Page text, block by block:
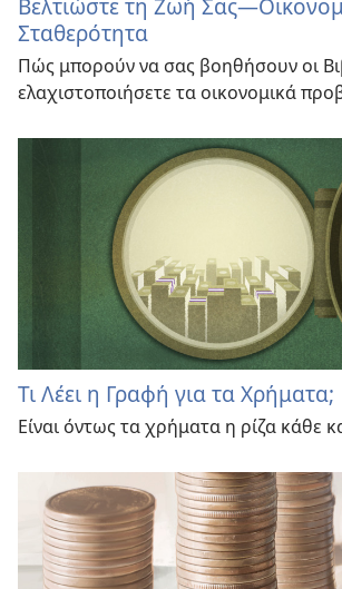
Βελτιώστε τη Ζωή
Σταθερότητα
Πώς μπορούν να σας βοηθήσουν οι
ελαχιστοποιήσετε τα οικονομικά
Τι Λέει η Γραφή για τα Χρήματα;
Είναι όντως τα χρήματα η ρίζα κάθε